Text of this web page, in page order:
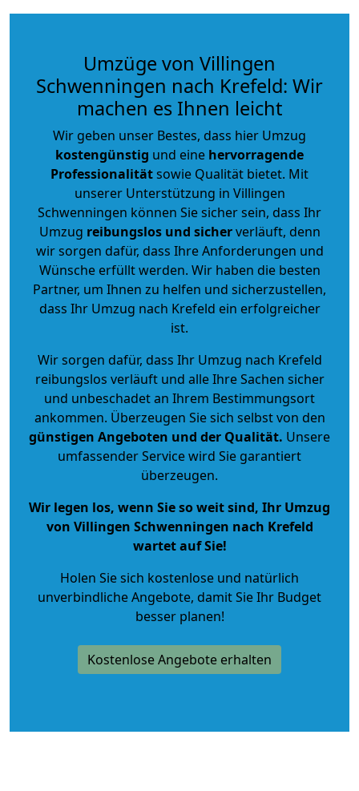
Umzüge von Villingen
Schwenningen nach Krefeld: Wir
machen es Ihnen leicht
Wir geben unser Bestes, dass hier Umzug
kostengünstig und eine hervorragende
Professionalitätsowie Qualität bietet. Mit
unserer Unterstützung in Villingen
Schwenningen können Sie sicher sein, dass Ihr
Umzug reibungslos und sicherverläuft, denn
wir sorgen dafür, dass Ihre Anforderungen und
Wünsche erfüllt werden. Wir haben die besten
Partner, um Ihnen zu helfen und sicherzustellen,
dass Ihr Umzug nach Krefeld ein erfolgreicher
ist.
Wir sorgen dafür, dass Ihr Umzug nach Krefeld
reibungslos verläuft und alle Ihre Sachen sicher
und unbeschadet an Ihrem Bestimmungsort
ankommen. Überzeugen Sie sich selbst von den
günstigen Angeboten und der Qualität. Unsere
umfassender Service wird Sie garantiert
überzeugen.
Wir legen los, wenn Sie so weit sind, Ihr Umzug
von Villingen Schwenningen nach Krefeld
wartet auf Sie!
Holen Sie sich kostenlose und natürlich
unverbindliche Angebote, damit Sie Ihr Budget
besser planen!
Kostenlose Angebote erhalten